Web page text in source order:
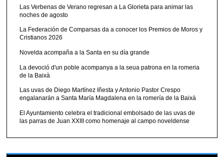
Las Verbenas de Verano regresan a La Glorieta para animar las
noches de agosto
La Federación de Comparsas da a conocer los Premios de Moros y
Cristianos 2026
Novelda acompaña a la Santa en su día grande
La devoció d'un poble acompanya a la seua patrona en la romeria
de la Baixà
Las uvas de Diego Martínez Iñesta y Antonio Pastor Crespo
engalanarán a Santa María Magdalena en la romería de la Baixà
El Ayuntamiento celebra el tradicional embolsado de las uvas de
las parras de Juan XXIII como homenaje al campo noveldense